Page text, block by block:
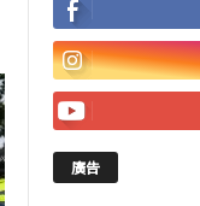
廣告